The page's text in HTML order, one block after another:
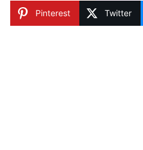
Pinterest Twitter